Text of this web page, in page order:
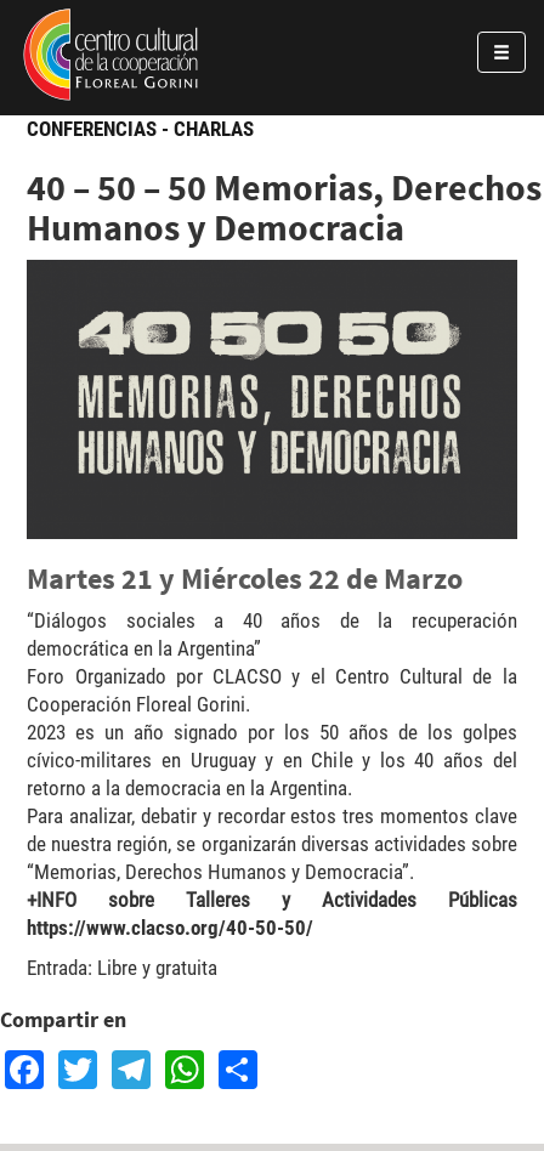
Pasar al contenido principal
Jump to main content
CONFERENCIAS - CHARLAS
40 – 50 – 50 Memorias, Derechos
Humanos y Democracia
Martes 21 y Miércoles 22 de Marzo
“Diálogos sociales a 40 años de la recuperación
democrática en la Argentina”
Foro Organizado por CLACSO y el Centro Cultural de la
Cooperación Floreal Gorini.
2023 es un año signado por los 50 años de los golpes
cívico-militares en Uruguay y en Chile y los 40 años del
retorno a la democracia en la Argentina.
Para analizar, debatir y recordar estos tres momentos clave
de nuestra región, se organizarán diversas actividades sobre
“Memorias, Derechos Humanos y Democracia”.
+INFO sobre Talleres y Actividades Públicas
https://www.clacso.org/40-50-50/
Entrada: Libre y gratuita
Compartir en
Facebook
TwitterTelegram
WhatsApp